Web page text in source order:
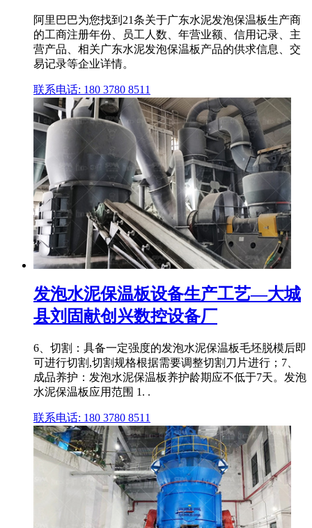
阿里巴巴为您找到21条关于广东水泥发泡保温板生产商
的工商注册年份、员工人数、年营业额、信用记录、主
营产品、相关广东水泥发泡保温板产品的供求信息、交
易记录等企业详情。
联系电话: 180 3780 8511
发泡水泥保温板设备生产工艺—大城
县刘固献创兴数控设备厂
6、切割：具备一定强度的发泡水泥保温板毛坯脱模后即
可进行切割,切割规格根据需要调整切割刀片进行；7、
成品养护：发泡水泥保温板养护龄期应不低于7天。发泡
水泥保温板应用范围 1. .
联系电话: 180 3780 8511